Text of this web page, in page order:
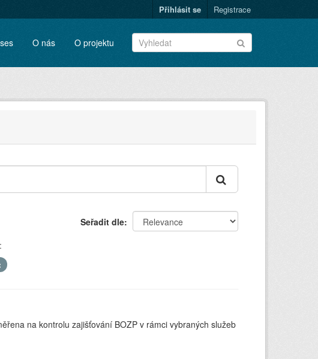
Přihlásit se Registrace
O nás O projektu
Seřadit dle
na kontrolu zajišťování BOZP v rámci vybraných služeb